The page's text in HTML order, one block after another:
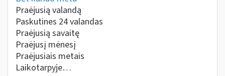
Praėjusią valandą
Paskutines 24 valandas
Praėjusią savaitę
Praėjusį mėnesį
Praėjusiais metais
Laikotarpyje…